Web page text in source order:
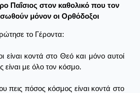
Παΐσιος στον καθολικό που τον
μόνον οι Ορθόδοξοι
το Γέροντα:
είναι κοντά στο Θεό και μόνο αυτοί
με όλο τον κόσμο.
πεις πόσος κόσμος είναι κοντά στο